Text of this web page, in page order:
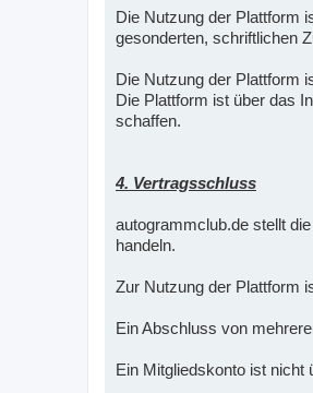
Die Nutzung der Plattform
gesonderten, schriftlichen
Die Nutzung der Plattform
Die Plattform ist über das
schaffen.
4. Vertragsschluss
autogrammclub.de stellt
handeln.
Zur Nutzung der Plattform
Ein Abschluss von
Ein Mitgliedskonto ist nicht